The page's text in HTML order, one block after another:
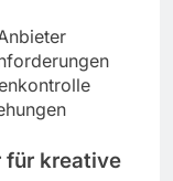
für kreative